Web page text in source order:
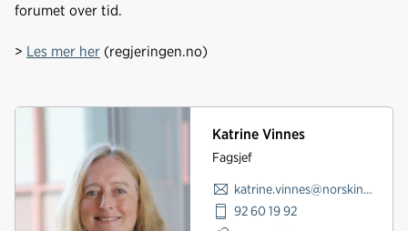
forumet over tid.
> Les mer her (regjeringen.no)
Katrine Vinnes
Fagsjef
katrine.vinnes@norskindustri.no
92 60 19 92